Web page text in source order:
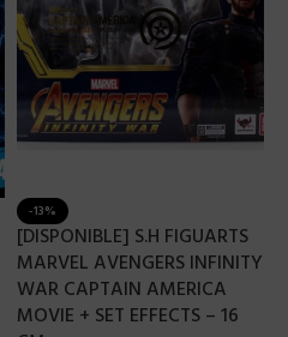
-13%
[DISPONIBLE] S.H FIGUARTS
MARVEL AVENGERS INFINITY
WAR CAPTAIN AMERICA
MOVIE + SET EFFECTS – 16